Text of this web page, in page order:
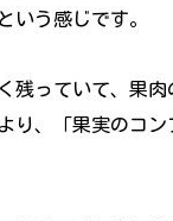
いう感じです。
残っていて、果
り、「果実のコ